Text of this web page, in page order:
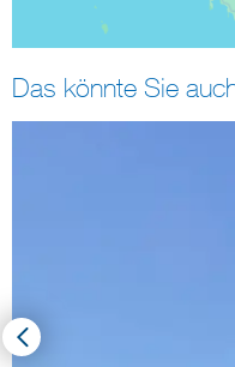
Das könnte Sie